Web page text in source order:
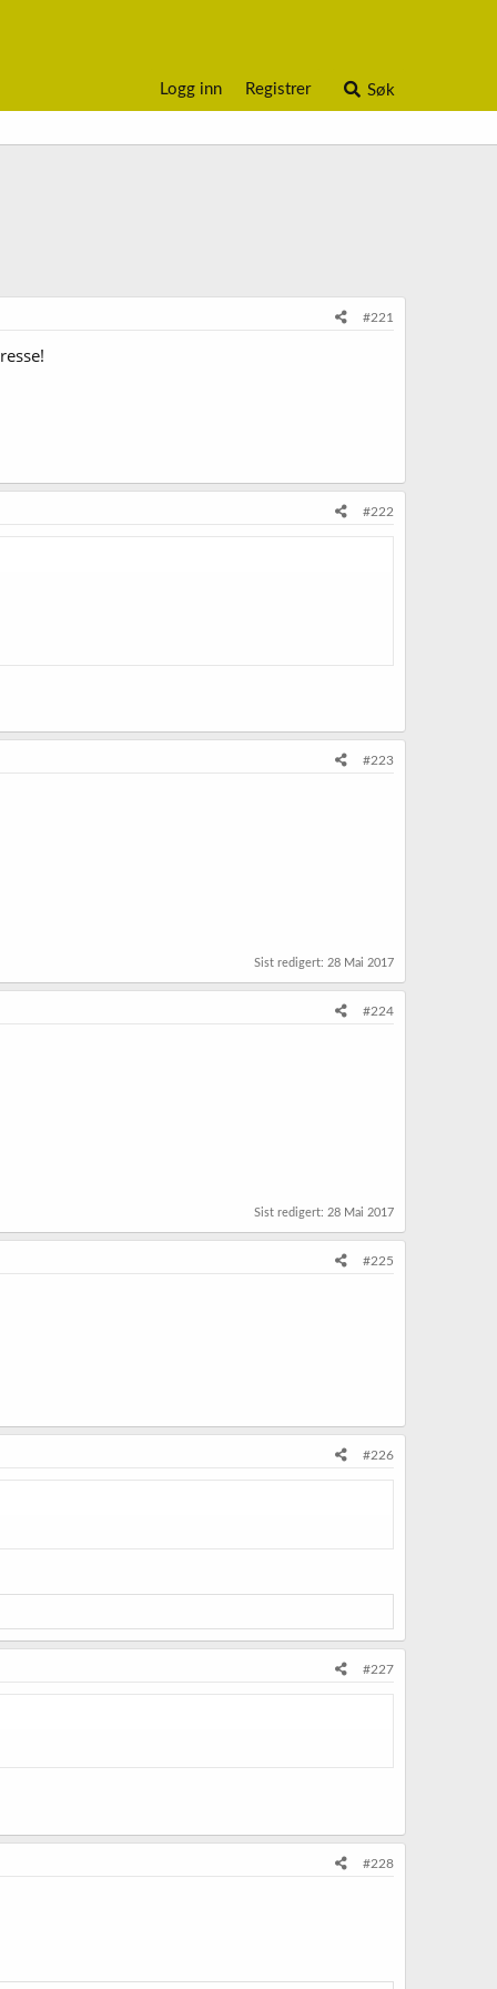
Logg inn Registrer Søk
#221
#222
#223
Sist redigert: 28 Mai 2017
#224
Sist redigert: 28 Mai 2017
#225
#226
#227
#228